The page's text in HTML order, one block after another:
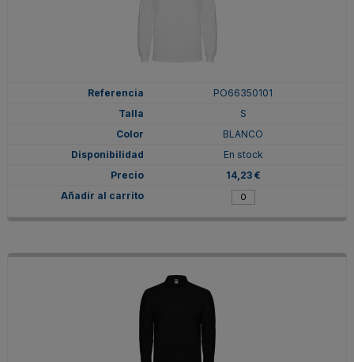
PO66350101
S
BLANCO
En stock
14,23 €